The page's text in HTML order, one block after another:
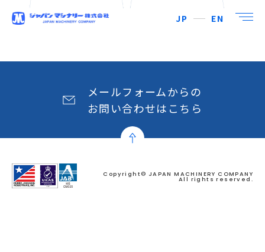
JP EN
メールフォームからの
お問い合わせはこちら
Copyright© JAPAN MACHINERY COMPANY
All rights reserved.